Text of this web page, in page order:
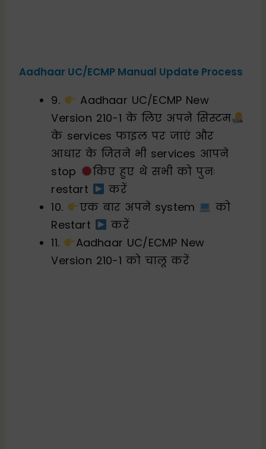
Aadhaar UC/ECMP Manual Update Process
9.
Aadhaar UC/ECMP New
Version 210-1 के लिए अपने सिस्टम
के services फाइल पर जाएं और
आधार के जितने भी services आपने
stop
किए हुए थे सभी को पुनः
restart
करें
10.
एक बार अपने system
को
Restart
करें
11.
Aadhaar UC/ECMP New
Version 210-1 को चालू करें